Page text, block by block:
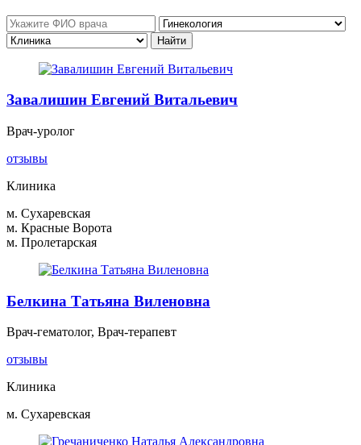
Завалишин Евгений Витальевич
Врач-уролог
отзывы
Клиника
м. Сухаревская
м. Красные Ворота
м. Пролетарская
Белкина Татьяна Виленовна
Врач-гематолог, Врач-терапевт
отзывы
Клиника
м. Сухаревская